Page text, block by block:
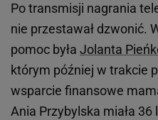
Po transmisji nagrania
nie przestawał dzwonić.
pomoc była Jolanta
którym później w trakcie
wsparcie finansowe
Ania Przybylska miała 36